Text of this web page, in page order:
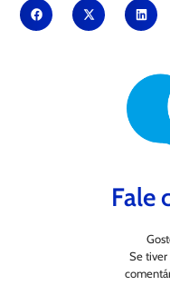
Fale
Se tiver